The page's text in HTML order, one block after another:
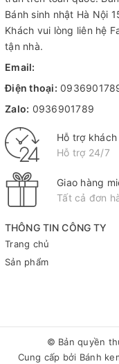
THÔNG TIN CÔNG TY
Trang chủ
Sản phẩm
Bánh sinh nhật Hà Nội
Khách vui lòng liên hệ
tận nhà.
Email:
Điện thoại:
Zalo: 0936901789
Hỗ trợ khách
Hỗ trợ 24/7
Giao hàng
Tất cả đơn
© Bản quyền
Cung cấp bởi Bánh